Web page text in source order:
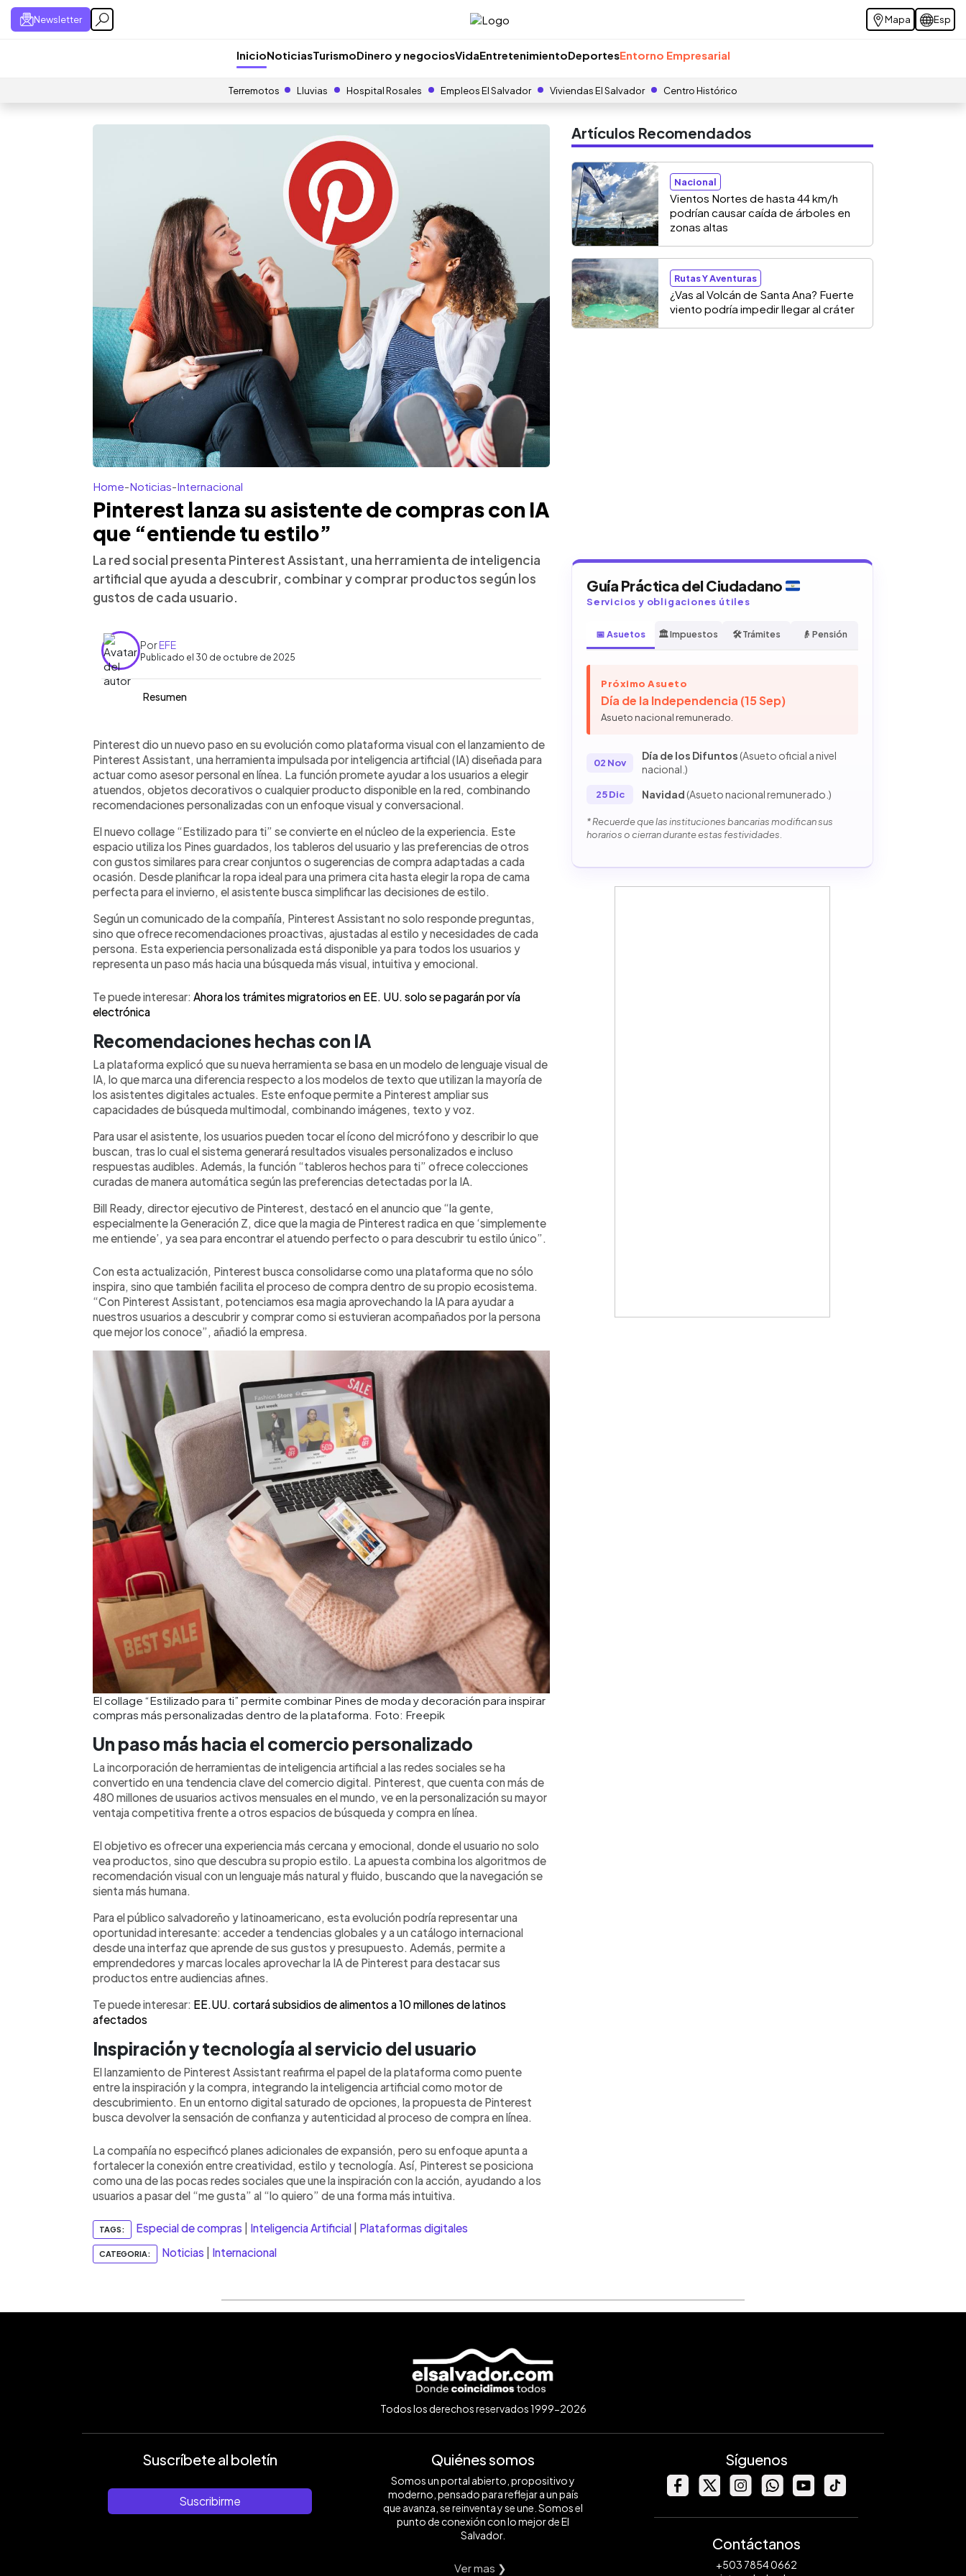
Newsletter Mapa Esp
InicioNoticiasTurismoDinero y negociosVidaEntretenimientoDeportesEntorno Empresarial
Terremotos Lluvias Hospital Rosales Empleos El Salvador Viviendas El Salvador Centro Histórico
Home-Noticias-Internacional
Pinterest lanza su asistente de compras con IA
que “entiende tu estilo”
La red social presenta Pinterest Assistant, una herramienta de inteligencia
artificial que ayuda a descubrir, combinar y comprar productos según los
gustos de cada usuario.
PorEFE
Publicado el 30 de octubre de 2025
Resumen
► Escuchar artículo
Pinterest presentó Pinterest Assistant, una herramienta impulsada por
inteligencia artificial (IA) que actúa como asesor personal para realizar
compras y descubrir estilos. Mediante el collage “Estilizado para ti”, la
función crea conjuntos y recomendaciones basadas en los Pines, tableros y
gustos del usuario. A diferencia de otros asistentes, se apoya en un
imagen. La plataforma busca ofrecer una experiencia más personalizada,
ayudando a los usuarios a comprar y explorar productos dentro de
Pinterest. Según la empresa, esta innovación refuerza su propósito de
“entender y potenciar el estilo único” de cada persona.
Pinterest dio un nuevo paso en su evolución como plataforma visual con el lanzamiento de
Pinterest Assistant, una herramienta impulsada por inteligencia artificial (IA) diseñada para
actuar como asesor personal en línea. La función promete ayudar a los usuarios a elegir
atuendos, objetos decorativos o cualquier producto disponible en la red, combinando
recomendaciones personalizadas con un enfoque visual y conversacional.
El nuevo collage “Estilizado para ti” se convierte en el núcleo de la experiencia. Este
espacio utiliza los Pines guardados, los tableros del usuario y las preferencias de otros
con gustos similares para crear conjuntos o sugerencias de compra adaptadas a cada
ocasión. Desde planificar la ropa ideal para una primera cita hasta elegir la ropa de cama
perfecta para el invierno, el asistente busca simplificar las decisiones de estilo.
Según un comunicado de la compañía, Pinterest Assistant no solo responde preguntas,
sino que ofrece recomendaciones proactivas, ajustadas al estilo y necesidades de cada
persona. Esta experiencia personalizada está disponible ya para todos los usuarios y
representa un paso más hacia una búsqueda más visual, intuitiva y emocional.
Te puede interesar: Ahora los trámites migratorios en EE. UU. solo se pagarán por vía
electrónica
Recomendaciones hechas con IA
La plataforma explicó que su nueva herramienta se basa en un modelo de lenguaje visual de
IA, lo que marca una diferencia respecto a los modelos de texto que utilizan la mayoría de
los asistentes digitales actuales. Este enfoque permite a Pinterest ampliar sus
capacidades de búsqueda multimodal, combinando imágenes, texto y voz.
Para usar el asistente, los usuarios pueden tocar el ícono del micrófono y describir lo que
buscan, tras lo cual el sistema generará resultados visuales personalizados e incluso
respuestas audibles. Además, la función “tableros hechos para ti” ofrece colecciones
curadas de manera automática según las preferencias detectadas por la IA.
Bill Ready, director ejecutivo de Pinterest, destacó en el anuncio que “la gente,
especialmente la Generación Z, dice que la magia de Pinterest radica en que ‘simplemente
me entiende’, ya sea para encontrar el atuendo perfecto o para descubrir tu estilo único”.
Con esta actualización, Pinterest busca consolidarse como una plataforma que no sólo
inspira, sino que también facilita el proceso de compra dentro de su propio ecosistema.
“Con Pinterest Assistant, potenciamos esa magia aprovechando la IA para ayudar a
nuestros usuarios a descubrir y comprar como si estuvieran acompañados por la persona
que mejor los conoce”, añadió la empresa.
El collage “Estilizado para ti” permite combinar Pines de moda y decoración para inspirar
compras más personalizadas dentro de la plataforma. Foto: Freepik
Un paso más hacia el comercio personalizado
La incorporación de herramientas de inteligencia artificial a las redes sociales se ha
convertido en una tendencia clave del comercio digital. Pinterest, que cuenta con más de
480 millones de usuarios activos mensuales en el mundo, ve en la personalización su mayor
ventaja competitiva frente a otros espacios de búsqueda y compra en línea.
El objetivo es ofrecer una experiencia más cercana y emocional, donde el usuario no solo
vea productos, sino que descubra su propio estilo. La apuesta combina los algoritmos de
recomendación visual con un lenguaje más natural y fluido, buscando que la navegación se
sienta más humana.
Para el público salvadoreño y latinoamericano, esta evolución podría representar una
oportunidad interesante: acceder a tendencias globales y a un catálogo internacional
desde una interfaz que aprende de sus gustos y presupuesto. Además, permite a
emprendedores y marcas locales aprovechar la IA de Pinterest para destacar sus
productos entre audiencias afines.
Te puede interesar: EE.UU. cortará subsidios de alimentos a 10 millones de latinos
afectados
Inspiración y tecnología al servicio del usuario
El lanzamiento de Pinterest Assistant reafirma el papel de la plataforma como puente
entre la inspiración y la compra, integrando la inteligencia artificial como motor de
descubrimiento. En un entorno digital saturado de opciones, la propuesta de Pinterest
busca devolver la sensación de confianza y autenticidad al proceso de compra en línea.
La compañía no especificó planes adicionales de expansión, pero su enfoque apunta a
fortalecer la conexión entre creatividad, estilo y tecnología. Así, Pinterest se posiciona
como una de las pocas redes sociales que une la inspiración con la acción, ayudando a los
usuarios a pasar del “me gusta” al “lo quiero” de una forma más intuitiva.
TAGS: Especial de compras Inteligencia Artificial Plataformas digitales
CATEGORIA: Noticias Internacional
Artículos Recomendados
Nacional
Vientos Nortes de hasta 44 km/h
podrían causar caída de árboles en
zonas altas
Rutas Y Aventuras
¿Vas al Volcán de Santa Ana? Fuerte
viento podría impedir llegar al cráter
Guía Práctica del Ciudadano
Servicios y obligaciones útiles
📅 Asuetos 🏛️ Impuestos 🛠️ Trámites 👴 Pensión
Próximo Asueto
Día de la Independencia (15 Sep)
Asueto nacional remunerado.
02 Nov
Día de los Difuntos(Asueto oficial a nivel
nacional.)
25 Dic Navidad(Asueto nacional remunerado.)
* Recuerde que las instituciones bancarias modifican sus
horarios o cierran durante estas festividades.
Todos los derechos reservados 1999-2026
Suscríbete al boletín
Suscribirme
Quiénes somos
Somos un portal abierto, propositivo y
moderno, pensado para reflejar a un país
que avanza, se reinventa y se une. Somos el
punto de conexión con lo mejor de El
Salvador.
Ver mas ❯
Síguenos
Contáctanos
+503 7854 0662